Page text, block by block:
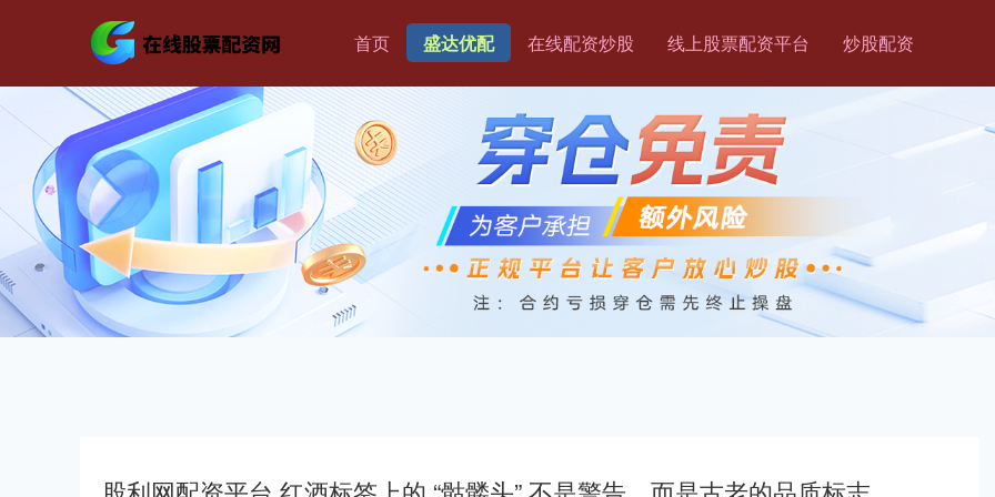
首页 盛达优配 在线配资炒股 线上股票配资平台 炒股配资